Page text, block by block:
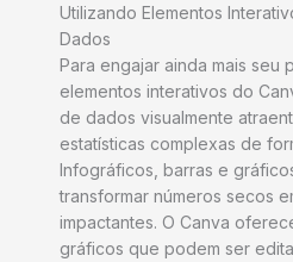
Utilizando Elementos
Dados
Para engajar ainda mais seu
elementos interativos do
de dados visualmente
estatísticas complexas de
Infográficos, barras e
transformar números secos
impactantes. O Canva
gráficos que podem ser